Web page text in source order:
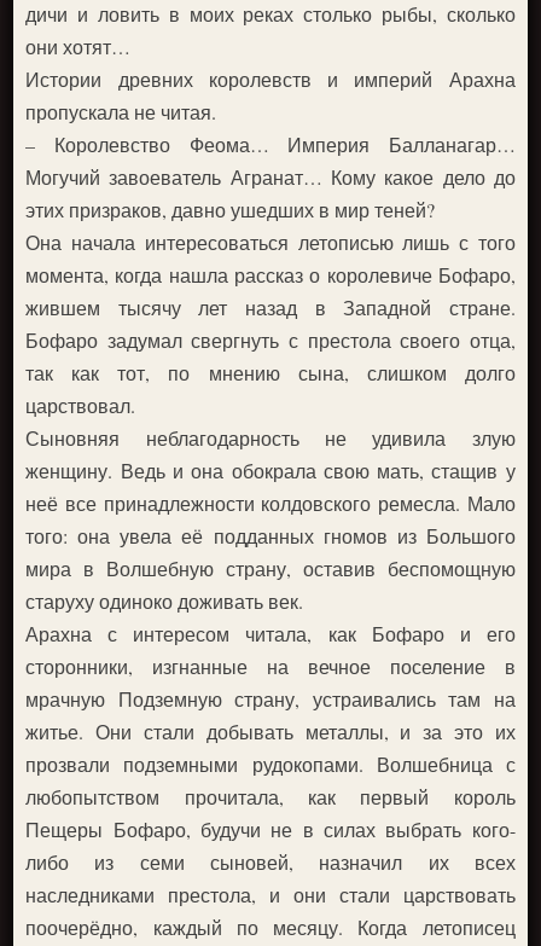
дичи и ловить в моих реках столько рыбы, сколько
они хотят…
Истории древних королевств и империй Арахна
пропускала не читая.
– Королевство Феома… Империя Балланагар…
Могучий завоеватель Агранат… Кому какое дело до
этих призраков, давно ушедших в мир теней?
Она начала интересоваться летописью лишь с того
момента, когда нашла рассказ о королевиче Бофаро,
жившем тысячу лет назад в Западной стране.
Бофаро задумал свергнуть с престола своего отца,
так как тот, по мнению сына, слишком долго
царствовал.
Сыновняя неблагодарность не удивила злую
женщину. Ведь и она обокрала свою мать, стащив у
неё все принадлежности колдовского ремесла. Мало
того: она увела её подданных гномов из Большого
мира в Волшебную страну, оставив беспомощную
старуху одиноко доживать век.
Арахна с интересом читала, как Бофаро и его
сторонники, изгнанные на вечное поселение в
мрачную Подземную страну, устраивались там на
житье. Они стали добывать металлы, и за это их
прозвали подземными рудокопами. Волшебница с
любопытством прочитала, как первый король
Пещеры Бофаро, будучи не в силах выбрать кого-
либо из семи сыновей, назначил их всех
наследниками престола, и они стали царствовать
поочерёдно, каждый по месяцу. Когда летописец